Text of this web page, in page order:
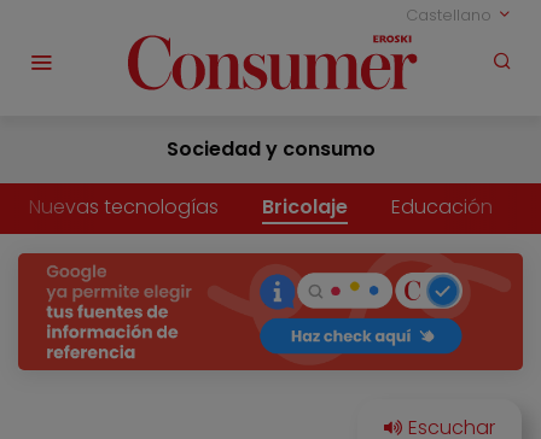
Castellano
Sociedad y consumo
Nuevas tecnologías Bricolaje Educación